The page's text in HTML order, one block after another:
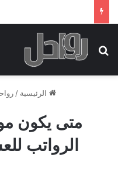
بحث عن
الرئيسية /
متى يكون
الرواتب